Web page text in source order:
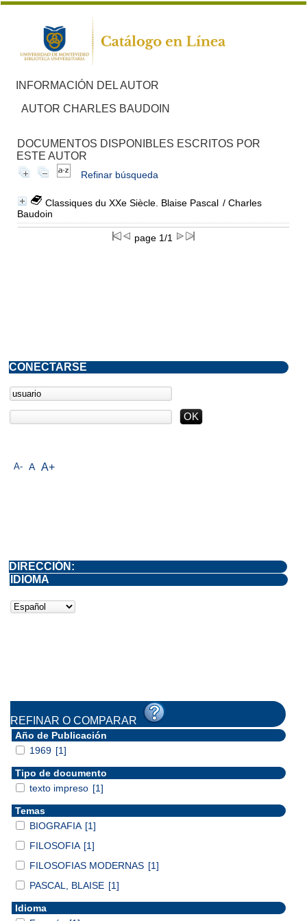
INFORMACIÓN DEL AUTOR
AUTOR CHARLES BAUDOIN
DOCUMENTOS DISPONIBLES ESCRITOS POR
ESTE AUTOR
Refinar búsqueda
Classiques du XXe Siècle. Blaise Pascal / Charles
Baudoin
page 1/1
A- A A+
CONECTARSE
DIRECCIÓN:
IDIOMA
REFINAR O COMPARAR
Año de Publicación
1969 [1]
Tipo de documento
texto impreso [1]
Temas
BIOGRAFIA [1]
FILOSOFIA [1]
FILOSOFIAS MODERNAS [1]
PASCAL, BLAISE [1]
Idioma